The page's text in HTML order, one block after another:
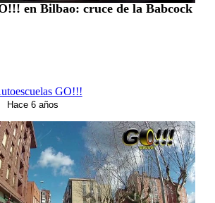
en Bilbao: cruce de la Babcock
GO!!!
Hace 6 años